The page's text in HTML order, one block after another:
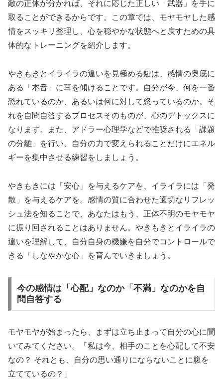
敵の正体が分かれば、それに応じた正しい「武器」を手に
取ることができるからです。この章では、モヤモヤした感
情をスッキリ整理し、心を穏やかな状態へと戻すための具
体的なトレーニングを紹介します。
やきもきとイライラの違いを見極める鍵は、感情の奥底に
ある「本音」に耳を傾けることです。自分が今、何を一番
恐れているのか、あるいは何に対して怒っているのか。そ
れを自問自答するプロセスそのものが、心のデトックスに
なります。また、アドラー心理学などで推奨される「課題
の分離」を行い、自分の力で変えられることだけにエネル
ギーを集中させる練習をしましょう。
やきもきには「安心」を与えるケアを、イライラには「発
散」を与えるケアを。感情の質に合わせた適切なリフレッ
シュ法を知ることで、あなたはもう、正体不明のモヤモヤ
に振り回されることはありません。やきもきとイライラの
違いを理解して、自分自身の機嫌を自分でコントロールで
きる「しなやかな心」を育んでいきましょう。
今の感情は「心配」なのか「不満」なのかを自
問自答する
モヤモヤが始まったら、まずは立ち止まって自分の心に聞
いてみてください。「私は今、相手のことを心配して不安
なの？ それとも、自分の思い通りにならないことに腹を
立てているの？」